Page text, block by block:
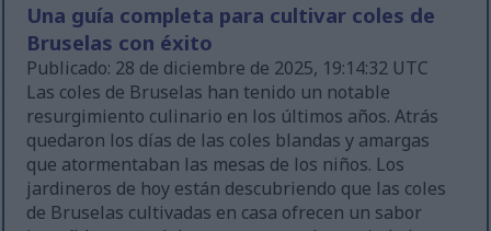
Una guía completa para cultivar coles de
Bruselas con éxito
Publicado: 28 de diciembre de 2025, 19:14:32 UTC
Las coles de Bruselas han tenido un notable
resurgimiento culinario en los últimos años. Atrás
quedaron los días de las coles blandas y amargas
que atormentaban las mesas de los niños. Los
jardineros de hoy están descubriendo que las coles
de Bruselas cultivadas en casa ofrecen un sabor